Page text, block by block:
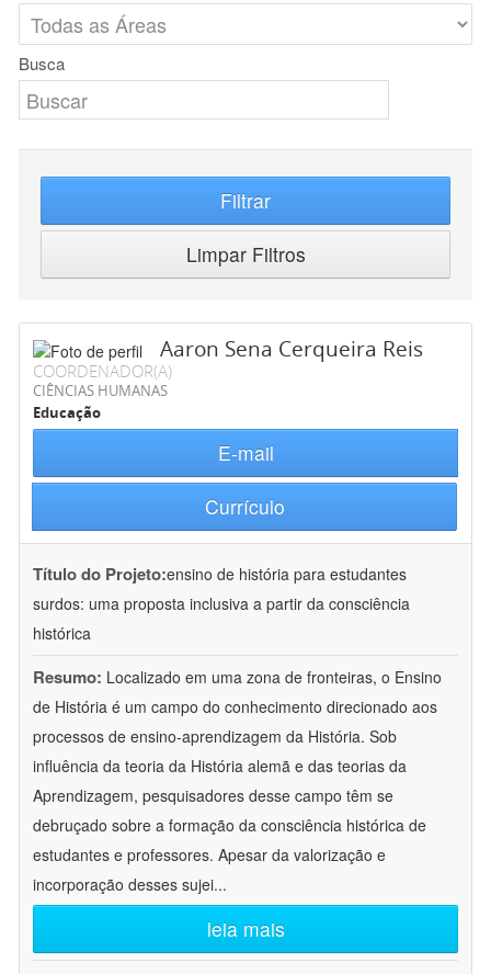
Busca
Filtrar
Limpar Filtros
Aaron Sena Cerqueira Reis
COORDENADOR(A)
CIÊNCIAS HUMANAS
Educação
E-mail
Currículo
Título do Projeto:ensino de história para estudantes
surdos: uma proposta inclusiva a partir da consciência
histórica
Resumo: Localizado em uma zona de fronteiras, o Ensino
de História é um campo do conhecimento direcionado aos
processos de ensino-aprendizagem da História. Sob
influência da teoria da História alemã e das teorias da
Aprendizagem, pesquisadores desse campo têm se
debruçado sobre a formação da consciência histórica de
estudantes e professores. Apesar da valorização e
incorporação desses sujei...
leia mais